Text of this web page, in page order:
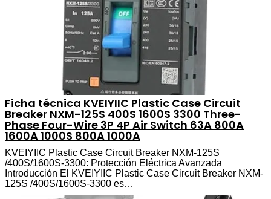
Ficha técnica KVEIYIIC Plastic Case Circuit
Breaker NXM-125S 400S 1600S 3300 Three-
Phase Four-Wire 3P 4P Air Switch 63A 800A
1600A 1000S 800A 1000A
KVEIYIIC Plastic Case Circuit Breaker NXM-125S
/400S/1600S-3300: Protección Eléctrica Avanzada
Introducción El KVEIYIIC Plastic Case Circuit Breaker NXM-
125S /400S/1600S-3300 es…